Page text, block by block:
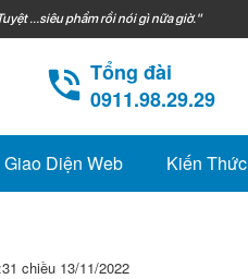
...siêu phẩm rồi nói gì nữa giờ."
Tổng đài
0911.98.29.29
Giao Diện Web Kiến Thức
chiều 13/11/2022